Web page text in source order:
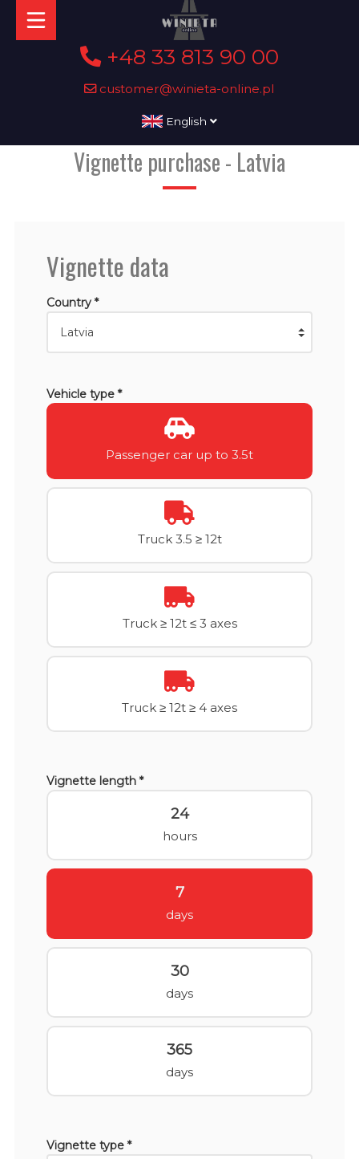
+48 33 813 90 00
customer@winieta-online.pl
English
Vignette purchase - Latvia
Vignette data
Country *
Vehicle type *
Passenger car up to 3.5t
Truck 3.5 ≥ 12t
Truck ≥ 12t ≤ 3 axes
Truck ≥ 12t ≥ 4 axes
Vignette length *
24
hours
7
days
30
days
365
days
Vignette type *